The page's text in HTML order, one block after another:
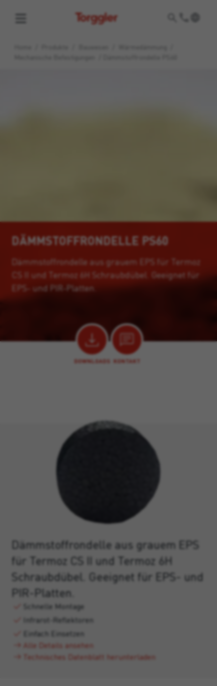
Torggler
DÄMMSTOFFRONDELLE PS60
Dämmstoffrondelle aus grauem EPS für Termoz
CS II und Termoz 6H Schraubdübel. Geeignet für
EPS- und PIR-Platten.
DOWNLOADS KONTAKT
Dämmstoffrondelle aus grauem EPS
für Termoz CS II und Termoz 6H
Schraubdübel. Geeignet für EPS- und
PIR-Platten.
Schnelle Montage
Infrarot-Reflektoren
Einfach Einsetzen
Alle Details ansehen
Technisches Datenblatt herunterladen